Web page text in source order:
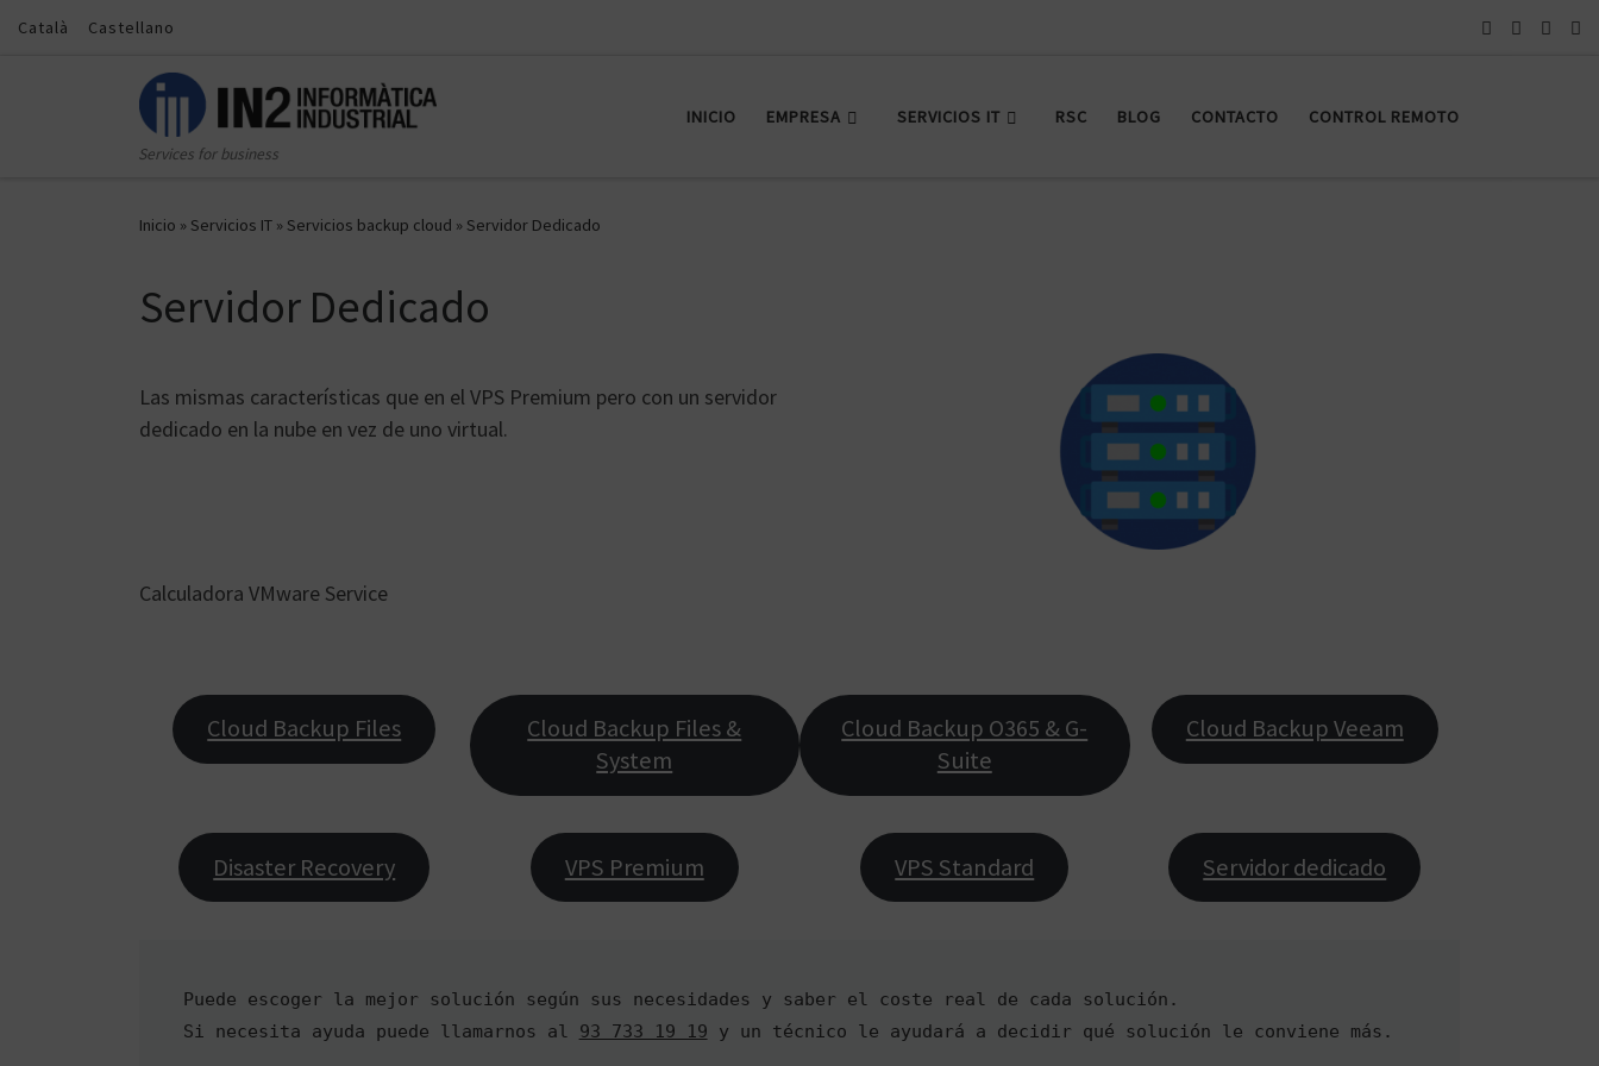
Saltar al contenido
Català Castellano
Services for business
INICIO EMPRESA SERVICIOS IT RSC BLOG CONTACTO CONTROL REMOTO
Inicio » Servicios IT » Servicios backup cloud » Servidor Dedicado
Servidor Dedicado
Las mismas características que en el VPS Premium pero con un servidor
dedicado en la nube en vez de uno virtual.
Calculadora VMware Service
Cloud Backup Files
Cloud Backup Files &
System
Cloud Backup O365 & G-
Suite
Cloud Backup Veeam
Disaster Recovery VPS Premium VPS Standard Servidor dedicado
Puede escoger la mejor solución según sus necesidades y saber el coste real de cada solución.
Si necesita ayuda puede llamarnos al 93 733 19 19 y un técnico le ayudará a decidir qué solución le conviene más.